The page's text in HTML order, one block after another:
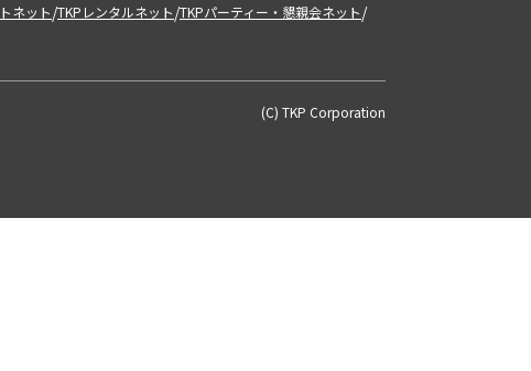
ネット/TKPレンタルネット/TKPパーティー・懇親会ネット/
(C) TKP Corporation